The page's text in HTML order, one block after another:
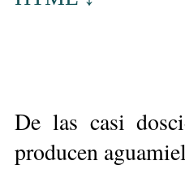
De las casi
producen